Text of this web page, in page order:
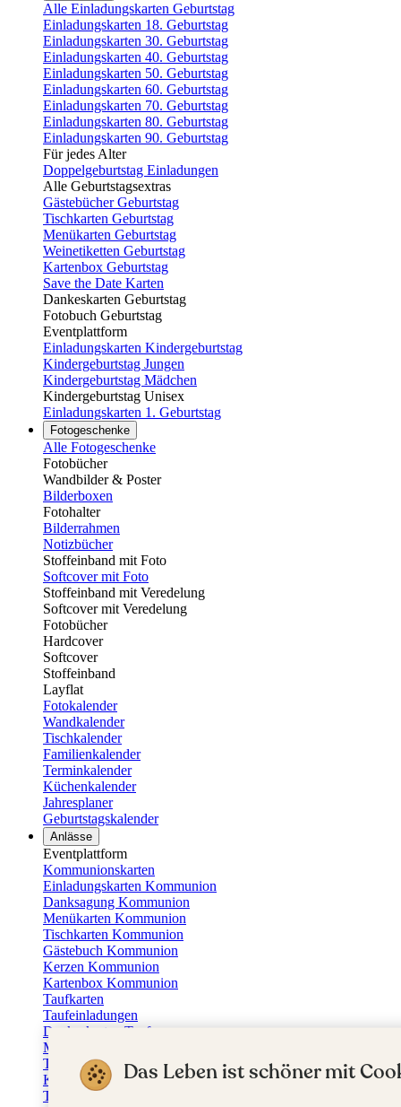
Alle Einladungskarten Geburtstag
Einladungskarten 18. Geburtstag
Einladungskarten 30. Geburtstag
Einladungskarten 40. Geburtstag
Einladungskarten 50. Geburtstag
Einladungskarten 60. Geburtstag
Einladungskarten 70. Geburtstag
Einladungskarten 80. Geburtstag
Einladungskarten 90. Geburtstag
Für jedes Alter
Doppelgeburtstag Einladungen
Alle Geburtstagsextras
Gästebücher Geburtstag
Tischkarten Geburtstag
Menükarten Geburtstag
Weinetiketten Geburtstag
Kartenbox Geburtstag
Save the Date Karten
Dankeskarten Geburtstag
Fotobuch Geburtstag
Eventplattform
Einladungskarten Kindergeburtstag
Kindergeburtstag Jungen
Kindergeburtstag Mädchen
Kindergeburtstag Unisex
Einladungskarten 1. Geburtstag
Fotogeschenke
Alle Fotogeschenke
Fotobücher
Wandbilder & Poster
Bilderboxen
Fotohalter
Bilderrahmen
Notizbücher
Stoffeinband mit Foto
Softcover mit Foto
Stoffeinband mit Veredelung
Softcover mit Veredelung
Fotobücher
Hardcover
Softcover
Stoffeinband
Layflat
Fotokalender
Wandkalender
Tischkalender
Familienkalender
Terminkalender
Küchenkalender
Jahresplaner
Geburtstagskalender
Anlässe
Eventplattform
Kommunionskarten
Einladungskarten Kommunion
Danksagung Kommunion
Menükarten Kommunion
Tischkarten Kommunion
Gästebuch Kommunion
Kerzen Kommunion
Kartenbox Kommunion
Taufkarten
Taufeinladungen
Dankeskarten Taufe
Menükarten Taufe
Tischkarten Taufe
Kirchenheft Taufe
Taufkerzen
Das Leben ist schöner mit